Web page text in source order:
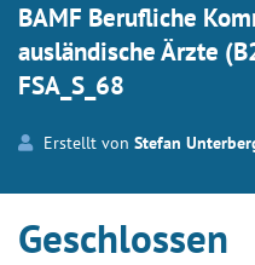
BAMF Berufliche
ausländische Ärzte
FSA_S_68
Erstellt von Stefan
Geschlossen